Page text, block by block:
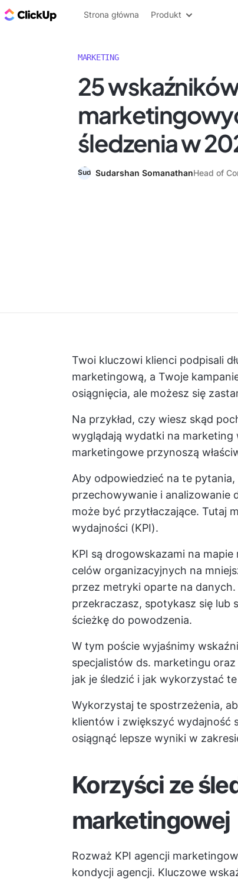
ClickUp Blog
Strona główna Produkt
MARKETING
25
śledzenia w
Sudarshan SomanathanHead of
Twoi kluczowi klienci podpisali
marketingową, a Twoje
osiągnięcia, ale możesz się
Na przykład, czy wiesz skąd
wyglądają wydatki na marketing
marketingowe przynoszą
Aby odpowiedzieć na te
przechowywanie i analizowanie
może być przytłaczające. Tutaj
wydajności (KPI).
KPI są drogowskazami na
celów organizacyjnych na
przez metryki oparte na
przekraczasz, spotykasz się lub
ścieżkę do powodzenia.
W tym poście wyjaśnimy
specjalistów ds. marketingu
jak je śledzić i jak wykorzystać
Wykorzystaj te spostrzeżenia,
klientów i zwiększyć wydajność
osiągnąć lepsze wyniki w
Korzyści ze
marketingowej
Rozważ KPI agencji
kondycji agencji. Kluczowe